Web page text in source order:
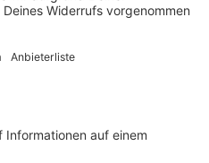
einer großen
plus Biotec'90, die